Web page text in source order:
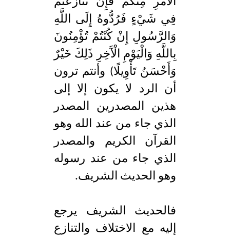
فِي شَيْءٍ فَرُدُّوهُ إِلَى اللَّهِ
وَالرَّسُولِ إِنْ كُنْتُمْ تُؤْمِنُونَ
بِاللَّهِ وَالْيَوْمِ الْآَخِرِ ذَلِكَ خَيْرٌ
وَأَحْسَنُ تَأْوِيلًا) وأنتم ترون
أن الرد لا يكون إلا إلى
هذين المصدرين المصدر
الذي جاء من عند الله وهو
القرآن الكريم والمصدر
الذي جاء من عند رسوله
وهو الحديث الشريف.
فالحديث الشريف يرجع
إليه مع الاختلاف والتنازع